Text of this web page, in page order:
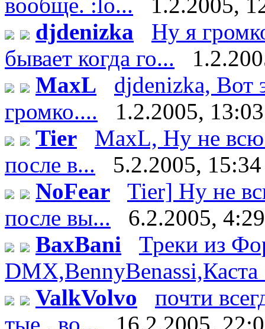
вообще. :lo...
1.2.2005,
djdenizka
Ну я
бывает когда го...
MaxL
djdenizka, Вот
громко....
1.2.2005, 13:03
Tier
MaxL, Ну не всю
после в...
5.2.2005, 15:34
NoFear
Tier] Ну не
после вы...
6.2.2005, 4:29
BaxBani
Треки из
DMX,BennyBenassi,Каста
ValkVolvo
почти